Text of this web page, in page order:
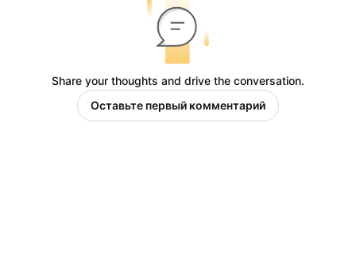
Share your thoughts and drive the conversation.
Оставьте первый комментарий